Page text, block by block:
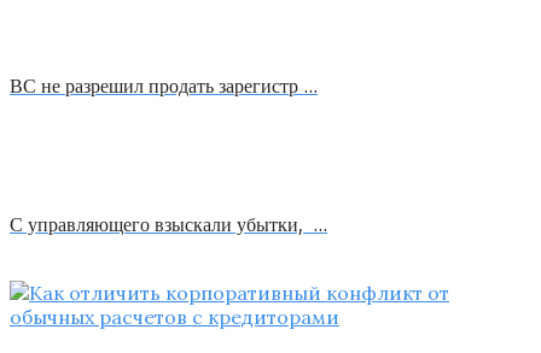
ВС не разрешил продать зарегистр …
С управляющего взыскали убытки, …